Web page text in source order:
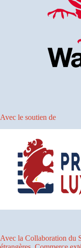
Avec le soutien de
Avec la Collaboration du